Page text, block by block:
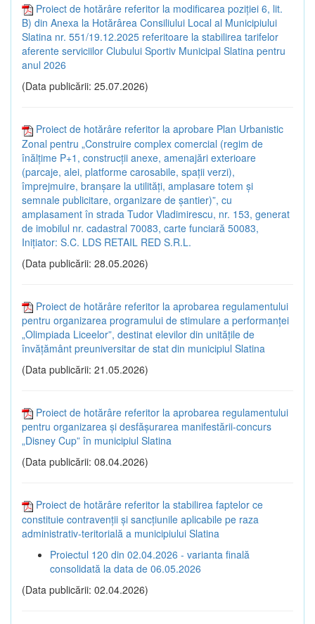
Proiect de hotărâre referitor la modificarea poziției 6, lit.
B) din Anexa la Hotărârea Consiliului Local al Municipiului
Slatina nr. 551/19.12.2025 referitoare la stabilirea tarifelor
aferente serviciilor Clubului Sportiv Municipal Slatina pentru
anul 2026
(Data publicării: 25.07.2026)
Proiect de hotărâre referitor la aprobare Plan Urbanistic
Zonal pentru „Construire complex comercial (regim de
înălțime P+1, construcții anexe, amenajări exterioare
(parcaje, alei, platforme carosabile, spații verzi),
împrejmuire, branșare la utilități, amplasare totem și
semnale publicitare, organizare de șantier)”, cu
amplasament în strada Tudor Vladimirescu, nr. 153, generat
de imobilul nr. cadastral 70083, carte funciară 50083,
Inițiator: S.C. LDS RETAIL RED S.R.L.
(Data publicării: 28.05.2026)
Proiect de hotărâre referitor la aprobarea regulamentului
pentru organizarea programului de stimulare a performanței
„Olimpiada Liceelor”, destinat elevilor din unitățile de
învățământ preuniversitar de stat din municipiul Slatina
(Data publicării: 21.05.2026)
Proiect de hotărâre referitor la aprobarea regulamentului
pentru organizarea și desfășurarea manifestării-concurs
„Disney Cup” în municipiul Slatina
(Data publicării: 08.04.2026)
Proiect de hotărâre referitor la stabilirea faptelor ce
constituie contravenții și sancțiunile aplicabile pe raza
administrativ-teritorială a municipiului Slatina
Proiectul 120 din 02.04.2026 - varianta finală
consolidată la data de 06.05.2026
(Data publicării: 02.04.2026)